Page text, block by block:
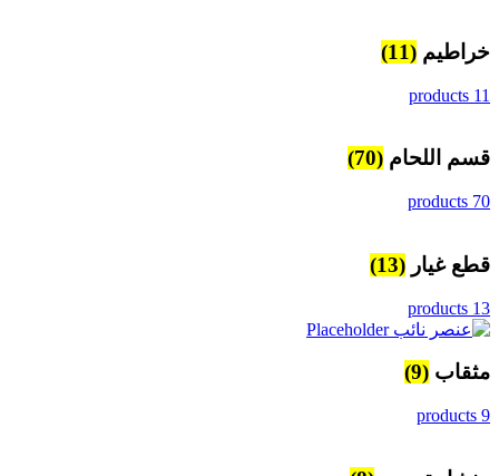
خراطيم (11)
11 products
قسم اللحام (70)
70 products
قطع غيار (13)
13 products
مثقاب (9)
9 products